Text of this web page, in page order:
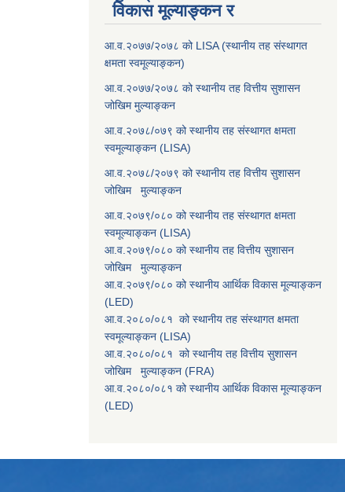
विकास मूल्याङ्कन र
आ.व.२०७७/२०७८ को LISA (स्थानीय तह संस्थागत
क्षमता स्वमूल्याङ्कन)
आ.व.२०७७/२०७८ को स्थानीय तह वित्तीय सुशासन
जोखिम मुल्याङ्कन
आ.व.२०७८/०७९ को स्थानीय तह संस्थागत क्षमता
स्वमूल्याङ्कन (LISA)
आ.व.२०७८/२०७९ को स्थानीय तह वित्तीय सुशासन
जोखिम मुल्याङ्कन
आ.व.२०७९/०८० को स्थानीय तह संस्थागत क्षमता
स्वमूल्याङ्कन (LISA)
आ.व.२०७९/०८० को स्थानीय तह वित्तीय सुशासन
जोखिम मुल्याङ्कन
आ.व.२०७९/०८० को स्थानीय आर्थिक विकास मूल्याङ्कन
(LED)
आ.व.२०८०/०८१ को स्थानीय तह संस्थागत क्षमता
स्वमूल्याङ्कन (LISA)
आ.व.२०८०/०८१ को स्थानीय तह वित्तीय सुशासन
जोखिम मुल्याङ्कन (FRA)
आ.व.२०८०/०८१ को स्थानीय आर्थिक विकास मूल्याङ्कन
(LED)